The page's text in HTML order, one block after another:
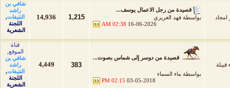
قصيدة من رجل الاعمال يوسف...
بواسطة فهد الغريري
16-06-2026
02:38 AM
1,215
14,936
شافي بن
راشد
النتيفات,
اللجنة
الشعرية
قصيدة من دوسر إلى شماس بصوت...
بواسطة ماء السماء
03-05-2018
02:15 PM
383
4,449
قناة
الموقع
شافي بن
راشد
النتيفات,
اللجنة
الشعرية